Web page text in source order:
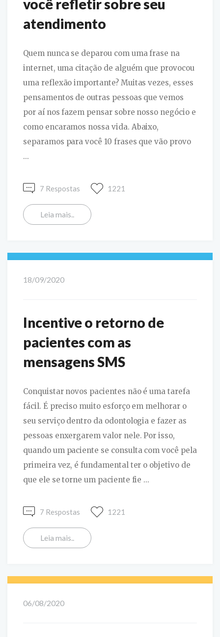
você refletir sobre seu
atendimento
Quem nunca se deparou com uma frase na
internet, uma citação de alguém que provocou
uma reflexão importante? Muitas vezes, esses
pensamentos de outras pessoas que vemos
por aí nos fazem pensar sobre nosso negócio e
como encaramos nossa vida. Abaixo,
separamos para você 10 frases que vão provo
...
7 Respostas 1221
Leia mais..
18/09/2020
Incentive o retorno de
pacientes com as
mensagens SMS
Conquistar novos pacientes não é uma tarefa
fácil. É preciso muito esforço em melhorar o
seu serviço dentro da odontologia e fazer as
pessoas enxergarem valor nele. Por isso,
quando um paciente se consulta com você pela
primeira vez, é fundamental ter o objetivo de
que ele se torne um paciente fie ...
7 Respostas 1221
Leia mais..
06/08/2020